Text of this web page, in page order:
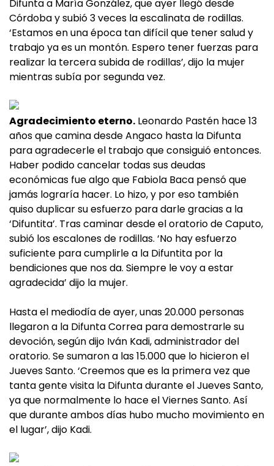
Difunta a María González, que ayer llegó desde
Córdoba y subió 3 veces la escalinata de rodillas.
‘Estamos en una época tan difícil que tener salud y
trabajo ya es un montón. Espero tener fuerzas para
realizar la tercera subida de rodillas’, dijo la mujer
mientras subía por segunda vez.
Agradecimiento eterno. Leonardo Pastén hace 13
años que camina desde Angaco hasta la Difunta
para agradecerle el trabajo que consiguió entonces.
Haber podido cancelar todas sus deudas
económicas fue algo que Fabiola Baca pensó que
jamás lograría hacer. Lo hizo, y por eso también
quiso duplicar su esfuerzo para darle gracias a la
‘Difuntita’. Tras caminar desde el oratorio de Caputo,
subió los escalones de rodillas. ‘No hay esfuerzo
suficiente para cumplirle a la Difuntita por la
bendiciones que nos da. Siempre le voy a estar
agradecida’ dijo la mujer.
Hasta el mediodía de ayer, unas 20.000 personas
llegaron a la Difunta Correa para demostrarle su
devoción, según dijo Iván Kadi, administrador del
oratorio. Se sumaron a las 15.000 que lo hicieron el
Jueves Santo. ‘Creemos que es la primera vez que
tanta gente visita la Difunta durante el Jueves Santo,
ya que normalmente lo hace el Viernes Santo. Así
que durante ambos días hubo mucho movimiento en
el lugar’, dijo Kadi.